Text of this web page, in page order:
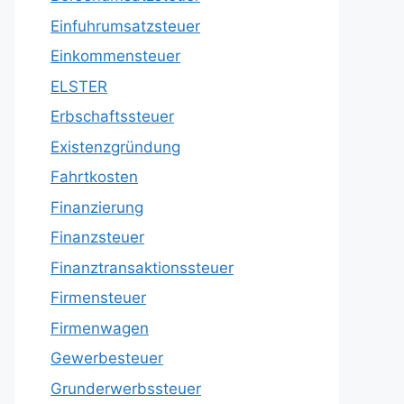
Einfuhrumsatzsteuer
Einkommensteuer
ELSTER
Erbschaftssteuer
Existenzgründung
Fahrtkosten
Finanzierung
Finanzsteuer
Finanztransaktionssteuer
Firmensteuer
Firmenwagen
Gewerbesteuer
Grunderwerbssteuer